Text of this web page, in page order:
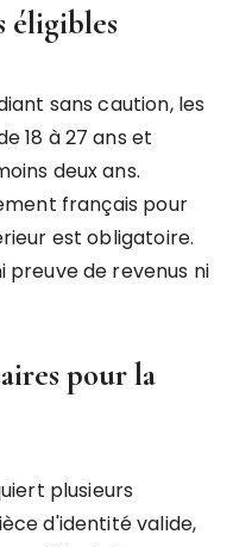
éligibles
sans caution, les
18 à 27 ans et
deux ans.
français pour
est obligatoire.
de revenus ni
pour la
plusieurs
d'identité valide,